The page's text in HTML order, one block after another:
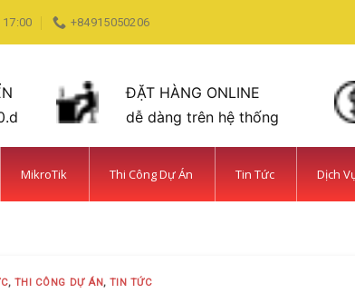
17:00 +84915050206
ĐẶT HÀNG ONLINE
dễ dàng trên hệ thống
MikroTik Thi Công Dự Án Tin Tức Dịch
CHÁNH SIÊU AN NINH VÀ
, THI CÔNG DỰ ÁN, TIN TỨC